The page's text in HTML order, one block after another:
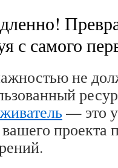
с самого
не
— это
проекта